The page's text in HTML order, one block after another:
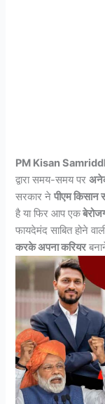
PM Kisan
द्वारा समय-समय पर
सरकार नेपीएम किसान
है या फिर आप एक
फायदेमंद साबित होने
करके अपना करियर